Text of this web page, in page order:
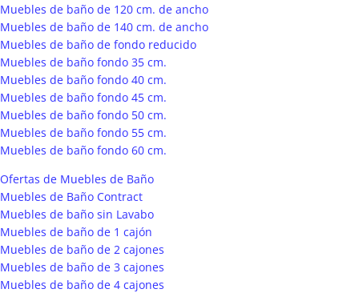
Muebles de baño de 120 cm. de ancho
Muebles de baño de 140 cm. de ancho
Muebles de baño de fondo reducido
Muebles de baño fondo 35 cm.
Muebles de baño fondo 40 cm.
Muebles de baño fondo 45 cm.
Muebles de baño fondo 50 cm.
Muebles de baño fondo 55 cm.
Muebles de baño fondo 60 cm.
Ofertas de Muebles de Baño
Muebles de Baño Contract
Muebles de baño sin Lavabo
Muebles de baño de 1 cajón
Muebles de baño de 2 cajones
Muebles de baño de 3 cajones
Muebles de baño de 4 cajones